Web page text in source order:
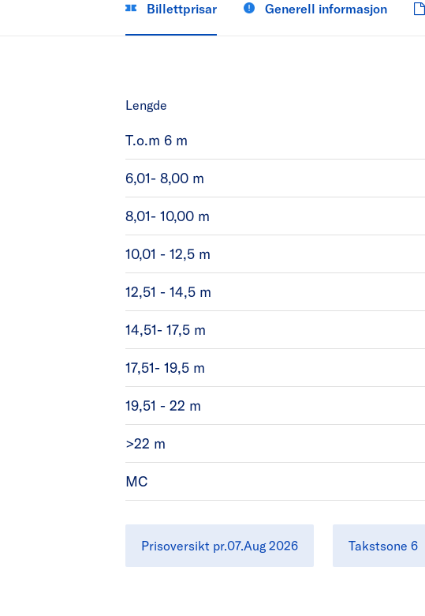
Billettprisar Generell informasjon
Lengde
T.o.m 6 m
6,01- 8,00 m
8,01- 10,00 m
10,01 - 12,5 m
12,51 - 14,5 m
14,51- 17,5 m
17,51- 19,5 m
19,51 - 22 m
>22 m
MC
Prisoversikt pr.07.Aug 2026 Takstsone 6